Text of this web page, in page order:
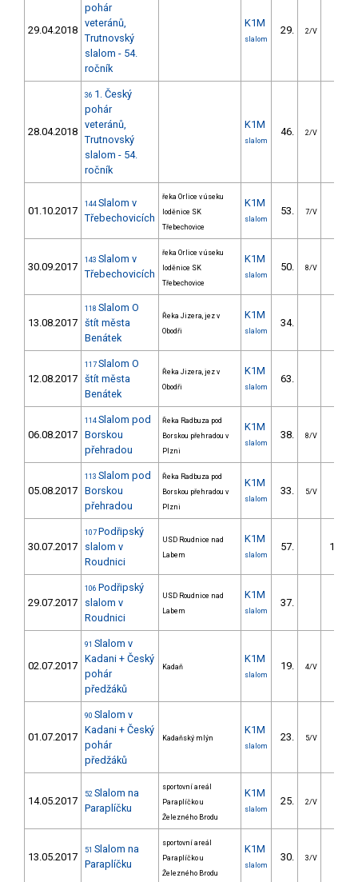
29.04.2018
pohár
veteránů,
Trutnovský
slalom - 54.
ročník
K1M
slalom
29. 2/V
28.04.2018
36 1. Český
pohár
veteránů,
Trutnovský
slalom - 54.
ročník
K1M
slalom
46. 2/V
01.10.2017
144 Slalom v
Třebechovicích
řeka Orlice v úseku
loděnice SK
Třebechovice
K1M
slalom
53. 7/V
30.09.2017
143 Slalom v
Třebechovicích
řeka Orlice v úseku
loděnice SK
Třebechovice
K1M
slalom
50. 8/V
13.08.2017
118 Slalom O
štít města
Benátek
Řeka Jizera, jez v
Obodři
K1M
slalom
34.
12.08.2017
117 Slalom O
štít města
Benátek
Řeka Jizera, jez v
Obodři
K1M
slalom
63.
06.08.2017
114 Slalom pod
Borskou
přehradou
Řeka Radbuza pod
Borskou přehradou v
Plzni
K1M
slalom
38. 8/V
05.08.2017
113 Slalom pod
Borskou
přehradou
Řeka Radbuza pod
Borskou přehradou v
Plzni
K1M
slalom
33. 5/V
30.07.2017
107 Podřipský
slalom v
Roudnici
USD Roudnice nad
Labem
K1M
slalom
57.
29.07.2017
106 Podřipský
slalom v
Roudnici
USD Roudnice nad
Labem
K1M
slalom
37.
02.07.2017
91 Slalom v
Kadani + Český
pohár
předžáků
Kadaň
K1M
slalom
19. 4/V
01.07.2017
90 Slalom v
Kadani + Český
pohár
předžáků
Kadaňský mlýn
K1M
slalom
23. 5/V
14.05.2017
52 Slalom na
Paraplíčku
sportovní areál
Paraplíčko u
Železného Brodu
K1M
slalom
25. 2/V
13.05.2017
51 Slalom na
Paraplíčku
sportovní areál
Paraplíčko u
Železného Brodu
K1M
slalom
30. 3/V